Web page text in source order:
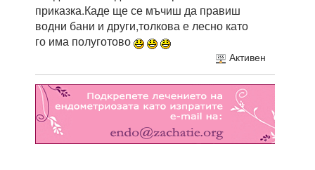
приказка.Каде ще се мъчиш да правиш
водни бани и други,толкова е лесно като
го има полуготово
Активен